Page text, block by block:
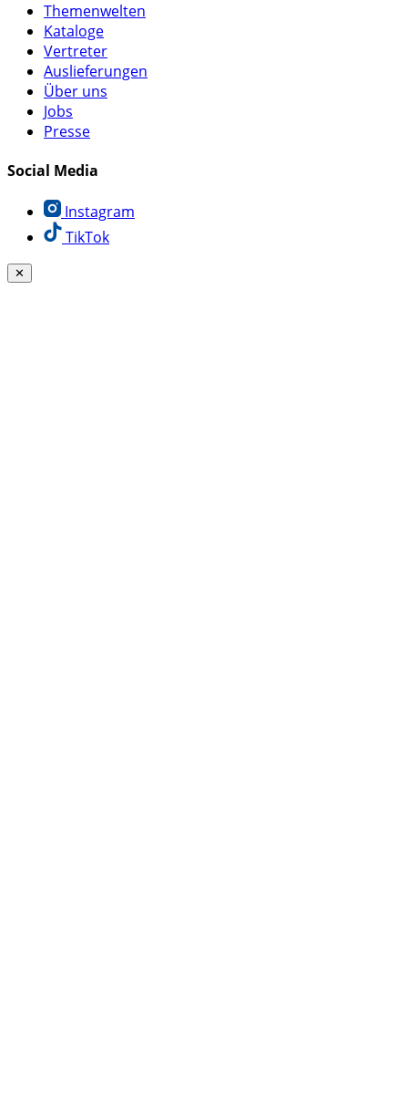
Themenwelten
Kataloge
Vertreter
Auslieferungen
Über uns
Jobs
Presse
Social Media
Instagram
TikTok
✕